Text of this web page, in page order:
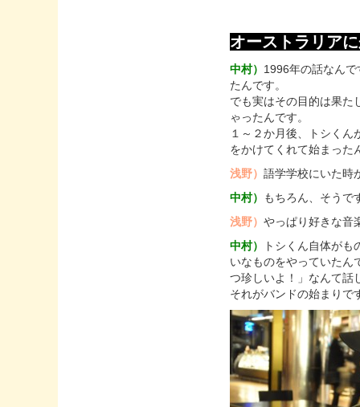
オーストラリア
中村） 1996年の話なん
たんです。
でも実はその目的は果た
ゃったんです。
１～２か月後、トシく
をかけてくれて始まった
浅野）語学学校にいた時
中村）
もちろん、そうで
浅野）やっぱり好きな音
中村）
トシくん自体が
いなものをやっていたん
つ珍しいよ！」なんて話
それがバンドの始まりで